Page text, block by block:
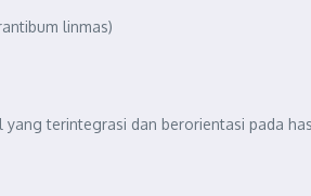
linmas)
terintegrasi dan berorientasi pada